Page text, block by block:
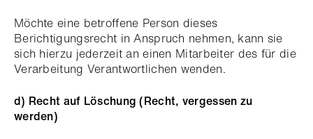
Möchte eine betroffene Person dieses
Berichtigungsrecht in Anspruch nehmen, kann sie
sich hierzu jederzeit an einen Mitarbeiter des für die
Verarbeitung Verantwortlichen wenden.
d) Recht auf Löschung (Recht, vergessen zu
werden)